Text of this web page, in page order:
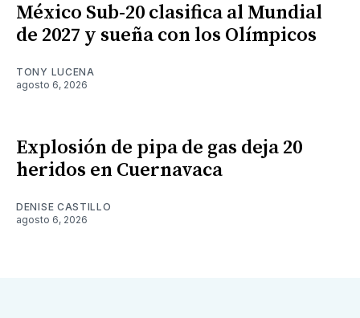
México Sub-20 clasifica al Mundial
de 2027 y sueña con los Olímpicos
TONY LUCENA
agosto 6, 2026
Explosión de pipa de gas deja 20
heridos en Cuernavaca
DENISE CASTILLO
agosto 6, 2026